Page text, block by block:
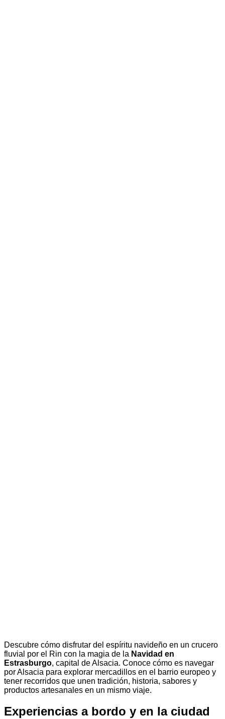
Descubre cómo disfrutar del espíritu navideño en un crucero
fluvial por el Rin con la magia de la Navidad en
Estrasburgo, capital de Alsacia. Conoce cómo es navegar
por Alsacia para explorar mercadillos en el barrio europeo y
tener recorridos que unen tradición, historia, sabores y
productos artesanales en un mismo viaje.
Experiencias a bordo y en la ciudad